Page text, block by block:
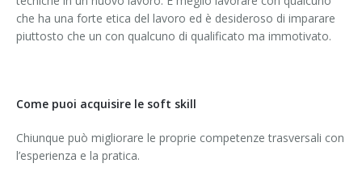
che ha una forte etica del lavoro ed è desideroso di imparare
piuttosto che un con qualcuno di qualificato ma immotivato.
Come puoi acquisire le soft skill
Chiunque può migliorare le proprie competenze trasversali con
l’esperienza e la pratica.